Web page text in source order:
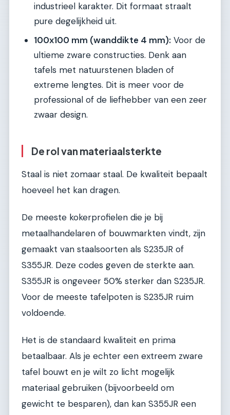
industrieel karakter. Dit formaat straalt
pure degelijkheid uit.
100x100 mm (wanddikte 4 mm): Voor de
ultieme zware constructies. Denk aan
tafels met natuurstenen bladen of
extreme lengtes. Dit is meer voor de
professional of de liefhebber van een zeer
zwaar design.
De rol van materiaalsterkte
Staal is niet zomaar staal. De kwaliteit bepaalt
hoeveel het kan dragen.
De meeste kokerprofielen die je bij
metaalhandelaren of bouwmarkten vindt, zijn
gemaakt van staalsoorten als S235JR of
S355JR. Deze codes geven de sterkte aan.
S355JR is ongeveer 50% sterker dan S235JR.
Voor de meeste tafelpoten is S235JR ruim
voldoende.
Het is de standaard kwaliteit en prima
betaalbaar. Als je echter een extreem zware
tafel bouwt en je wilt zo licht mogelijk
materiaal gebruiken (bijvoorbeeld om
gewicht te besparen), dan kan S355JR een